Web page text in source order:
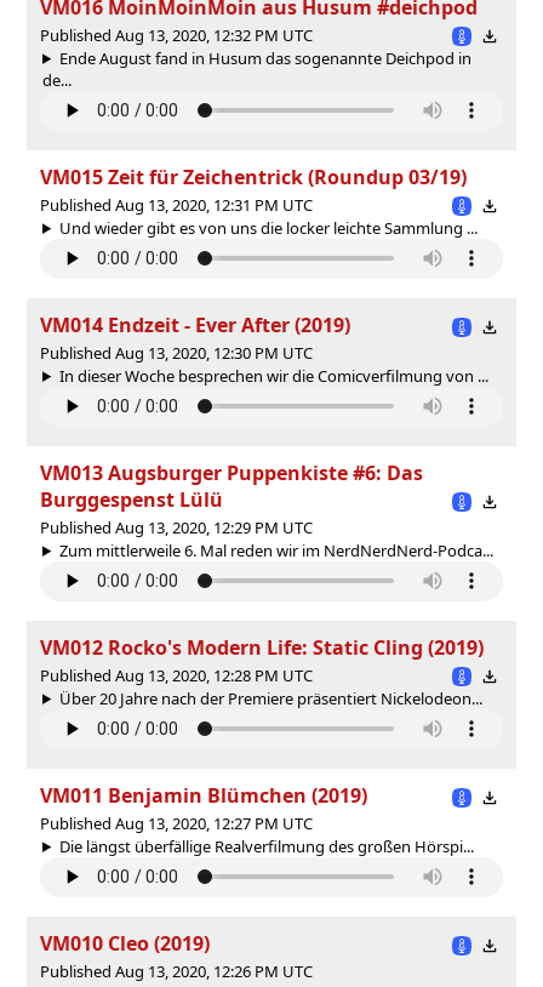
VM016 MoinMoinMoin aus Husum #deichpod
Published Aug 13, 2020, 12:32 PM UTC
Ende August fand in Husum das sogenannte Deichpod in
de...
VM015 Zeit für Zeichentrick (Roundup 03/19)
Published Aug 13, 2020, 12:31 PM UTC
Und wieder gibt es von uns die locker leichte Sammlung ...
VM014 Endzeit - Ever After (2019)
Published Aug 13, 2020, 12:30 PM UTC
In dieser Woche besprechen wir die Comicverfilmung von ...
VM013 Augsburger Puppenkiste #6: Das
Burggespenst Lülü
Published Aug 13, 2020, 12:29 PM UTC
Zum mittlerweile 6. Mal reden wir im NerdNerdNerd-Podca...
VM012 Rocko's Modern Life: Static Cling (2019)
Published Aug 13, 2020, 12:28 PM UTC
Über 20 Jahre nach der Premiere präsentiert Nickelodeon...
VM011 Benjamin Blümchen (2019)
Published Aug 13, 2020, 12:27 PM UTC
Die längst überfällige Realverfilmung des großen Hörspi...
VM010 Cleo (2019)
Published Aug 13, 2020, 12:26 PM UTC